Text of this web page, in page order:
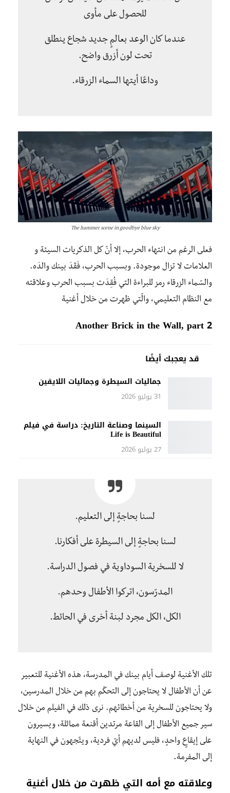
للحصول على مأوى
عندما كان الوعد بعالمٍ جديد شجاع ينطلق
تحت لون أزرق واضح.
وداعًا أيتها السماء الزرقاء.
The hammer scene in goodbye blue sky
فعلى الرغم من انتهاء الحرب، إلا أنّ كل الذكريات السيئة و
العلامات لا تزال موجودة. وبسبب الحرب، فَقَدَ بينك والدَه.
والسّماء الزرقاء رمز للبراءة التي فُقِدَت بسبب الحرب وعلاقته
مع النظام التعليمي، والّتي ظهرت من خلال أغنية
Another Brick in the Wall, part 2
قد يعجبك أيضًا
جماليات السيطرة وجماليات اللايقين
31 يوليو 2026
السينما وصناعة التاريخ: دراسة في فيلم
Life is Beautiful
27 يوليو 2026
لسنا بحاجةٍ إلى التعليم.
لسنا بحاجةٍ إلى السيطرة على أفكارنا.
لا للسخرية السوداوية في فصول الدراسة.
المدرّسون، اتركوا الأطفال وحدهم.
الكل، الكل مجرد لبنة أخرى في الحائط.
تلك الأغنية لوصف أيام بينك في المدرسة، هذه الأغنية للتعبير
عن أن الأطفال لا يحتاجون إلى التحكّم بهم من خلال المدرسين،
ولا يحتاجون للسخرية من أخطائهم. نرى ذلك في الفيلم من خلال
سير جميع الأطفال إلى القاعة مرتدين أقنعة مماثلة، ويسيرون
على إيقاعٍ واحدٍ، فليس لديهم أيّ فردية، ويتّجهون في النهاية
إلى المفرمة.
وعلاقته مع أمه التي ظهرت من خلال أغنية